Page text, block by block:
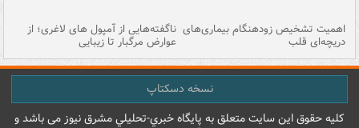
اهمیت تشخیص زودهنگام بیماری‌های
دریچه‌ای قلب
ناگفته‌هایی از آمپول های لاغری؛ از
عوارض مرگبار تا زیبایی
نسخه دسکتاپ
کليه حقوق اين سايت متعلق به پایگاه خبري-تحليلي مشرق نيوز می باشد و